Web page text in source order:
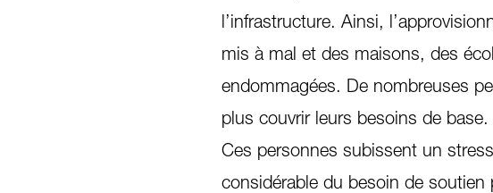
l’infrastructure. Ainsi,
mis à mal et des maisons, des
endommagées. De nombreuses
plus couvrir leurs besoins de base.
Ces personnes subissent un
considérable du besoin de